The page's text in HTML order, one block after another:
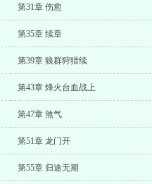
第31章 伤愈
第35章 续章
第39章 狼群狩猎续
第43章 烽火台血战上
第47章 煞气
第51章 龙门开
第55章 归途无期